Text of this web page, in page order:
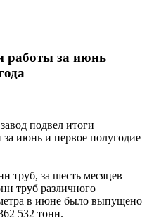
работы за июнь
подвел итоги
за июнь и первое полугодие
труб, за шесть месяцев
труб различного
в июне было выпущено
532 тонн.